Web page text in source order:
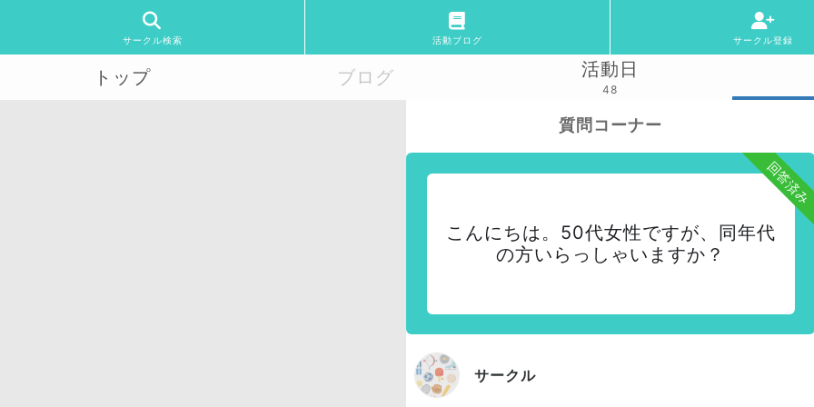
サークル検索 活動ブログ サークル登録
トップ ブログ 活動日
48
質問コーナー
回答済み
こんにちは。50代女性ですが、同年代
の方いらっしゃいますか？
サークル